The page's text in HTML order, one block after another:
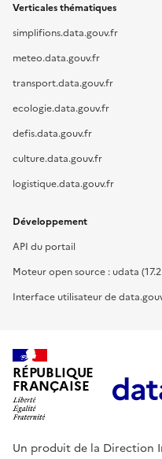
Verticales thématiques
simplifions.data.gouv.fr
meteo.data.gouv.fr
transport.data.gouv.fr
ecologie.data.gouv.fr
defis.data.gouv.fr
culture.data.gouv.fr
logistique.data.gouv.fr
Développement
API du portail
Moteur open source : udata
Interface utilisateur de
RÉPUBLIQUE
FRANÇAISE
Un produit de la Direction